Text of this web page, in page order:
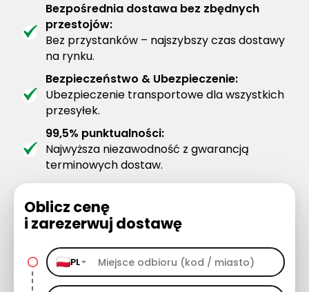
Bezpośrednia dostawa bez zbędnych
przestojów:
Bez przystanków – najszybszy czas dostawy
na rynku.
Bezpieczeństwo & Ubezpieczenie:
Ubezpieczenie transportowe dla wszystkich
przesyłek.
99,5% punktualności:
Najwyższa niezawodność z gwarancją
terminowych dostaw.
Oblicz cenę
i zarezerwuj dostawę
PL